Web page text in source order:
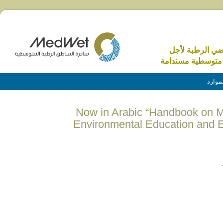
الرطبة لأجل
مستدامة
(English) Now in Arabic “Handbook
Environmental Education and
.